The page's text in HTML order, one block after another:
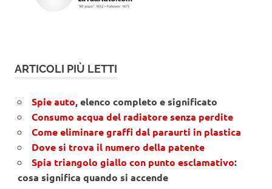
ARTICOLI PIÙ LETTI
Spie auto, elenco completo e significato
Consumo acqua del radiatore senza perdite
Come eliminare graffi dal paraurti in plastica
Dove si trova il numero della patente
Spia triangolo giallo con punto esclamativo:
cosa significa quando si accende